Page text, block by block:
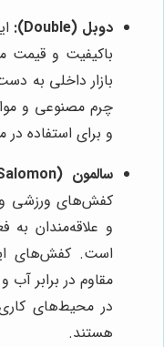
دوبل (Double):
باکیفیت و قیمت
بازار داخلی به
چرم مصنوعی و
و برای استفاده
سالمون (Salomon):
کفش‌های ورزشی و
و علاقه‌مندان
است. کفش‌های
مقاوم در برابر
در محیط‌های
هستند.